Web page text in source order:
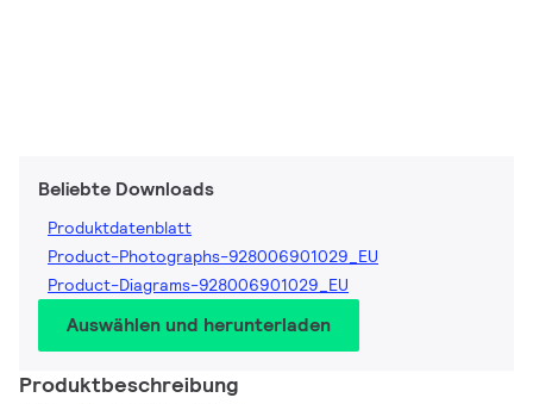
Beliebte Downloads
Produktdatenblatt
Product-Photographs-928006901029_EU
Product-Diagrams-928006901029_EU
Auswählen und herunterladen
Produktbeschreibung